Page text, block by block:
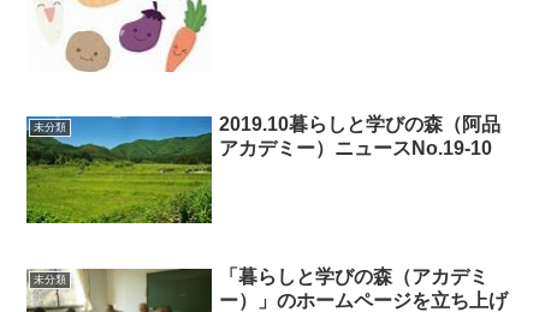
未分類
2019.10暮らしと学びの森（阿品
アカデミー）ニュースNo.19-10
未分類
「暮らしと学びの森（アカデミ
ー）」のホームページを立ち上げ